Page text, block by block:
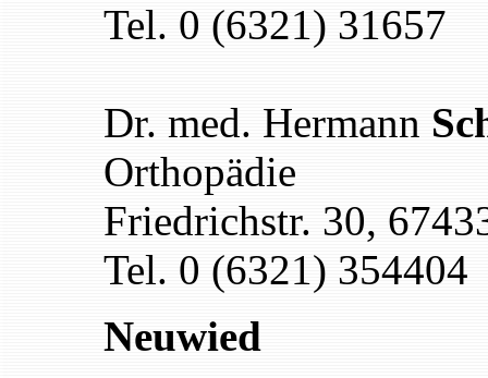
Tel. 0 (6321) 31657
Dr. med. Hermann
Orthopädie
Friedrichstr. 30,
Tel. 0 (6321) 354404
Neuwied